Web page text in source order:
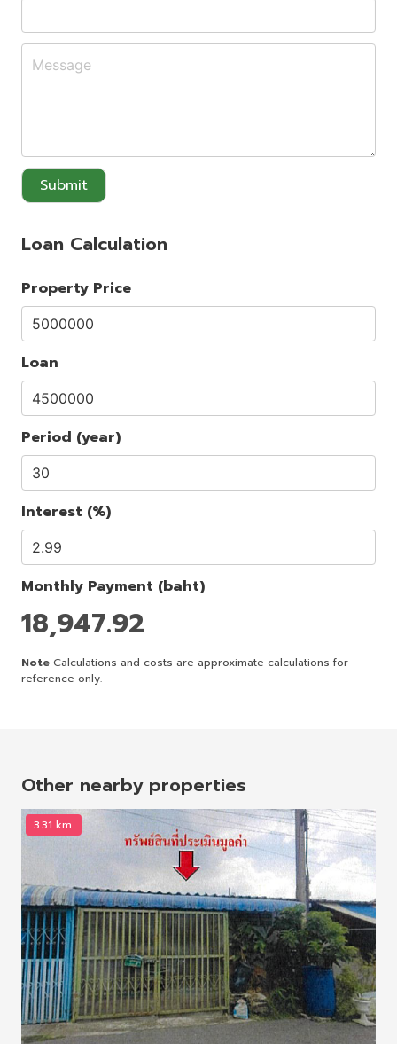
Submit
Loan Calculation
Property Price
Loan
Period (year)
Interest (%)
Monthly Payment (baht)
18,947.92
Note Calculations and costs are approximate calculations for
reference only.
Other nearby properties
3.31 km.